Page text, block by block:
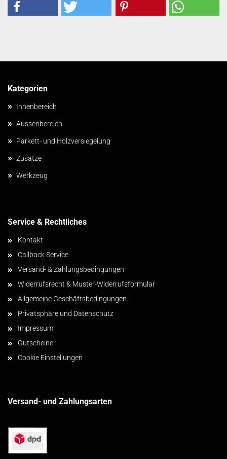
Kategorien
» Innenbereich
» Aussenbereich
» Parkett- und Holzversiegelung
» Zusätze
» Werkzeug
Service & Rechtliches
Kontakt
Callback Service
Versand- & Zahlungsbedingungen
Widerrufsrecht & Muster-Widerrufsformular
Allgemeine Geschäftsbedingungen
Privatsphäre und Datenschutz
Impressum
Gutscheine
Cookie Einstellungen
Versand- und Zahlungsarten